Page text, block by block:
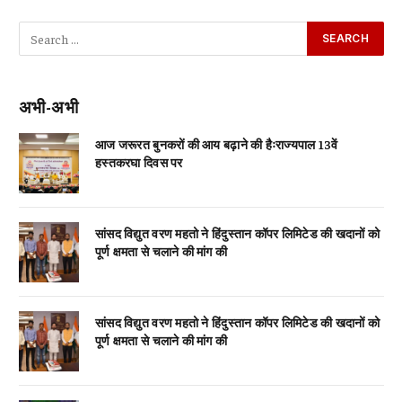
अभी-अभी
आज जरूरत बुनकरों की आय बढ़ाने की हैःराज्यपाल 13वें
हस्तकरघा दिवस पर
सांसद विद्युत वरण महतो ने हिंदुस्तान कॉपर लिमिटेड की खदानों को
पूर्ण क्षमता से चलाने की मांग की
सांसद विद्युत वरण महतो ने हिंदुस्तान कॉपर लिमिटेड की खदानों को
पूर्ण क्षमता से चलाने की मांग की